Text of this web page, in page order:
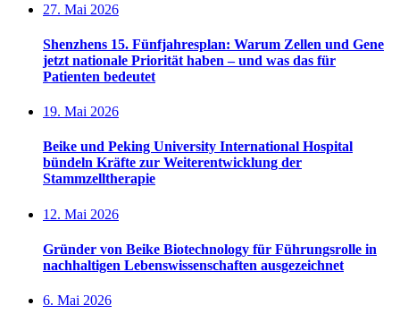
27. Mai 2026
Shenzhens 15. Fünfjahresplan: Warum Zellen und Gene
jetzt nationale Priorität haben – und was das für
Patienten bedeutet
19. Mai 2026
Beike und Peking University International Hospital
bündeln Kräfte zur Weiterentwicklung der
Stammzelltherapie
12. Mai 2026
Gründer von Beike Biotechnology für Führungsrolle in
nachhaltigen Lebenswissenschaften ausgezeichnet
6. Mai 2026